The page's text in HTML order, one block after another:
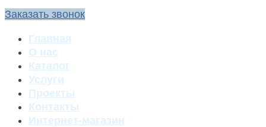
Заказать звонок
Главная
О нас
Каталог
Услуги
Проекты
Контакты
Интернет-магазин